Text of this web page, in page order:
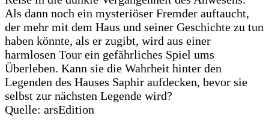
Als dann noch ein mysteriöser Fremder auftaucht,
der mehr mit dem Haus und seiner Geschichte zu tun
haben könnte, als er zugibt, wird aus einer
harmlosen Tour ein gefährliches Spiel ums
Überleben. Kann sie die Wahrheit hinter den
Legenden des Hauses Saphir aufdecken, bevor sie
selbst zur nächsten Legende wird?
Quelle: arsEdition